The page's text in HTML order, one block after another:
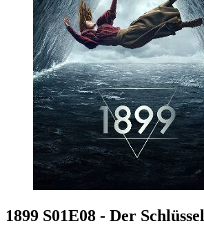
1899 S01E08 - Der Schlüssel